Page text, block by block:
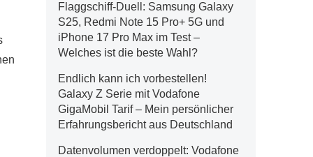
Flaggschiff-Duell: Samsung Galaxy
S25, Redmi Note 15 Pro+ 5G und
iPhone 17 Pro Max im Test –
Welches ist die beste Wahl?
Endlich kann ich vorbestellen!
Galaxy Z Serie mit Vodafone
GigaMobil Tarif – Mein persönlicher
Erfahrungsbericht aus Deutschland
Datenvolumen verdoppelt: Vodafone